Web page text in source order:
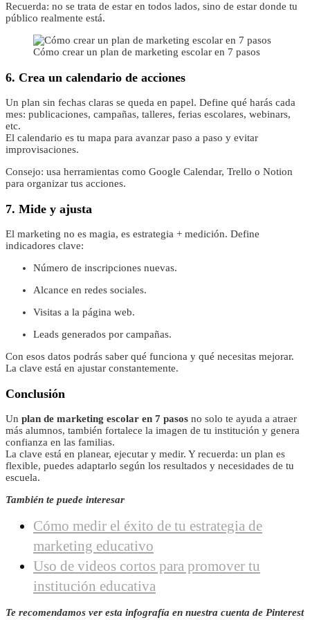
Recuerda: no se trata de estar en todos lados, sino de estar donde tu
público realmente está.
Cómo crear un plan de marketing escolar en 7 pasos
6. Crea un calendario de acciones
Un plan sin fechas claras se queda en papel. Define qué harás cada
mes: publicaciones, campañas, talleres, ferias escolares, webinars,
etc.
El calendario es tu mapa para avanzar paso a paso y evitar
improvisaciones.
Consejo: usa herramientas como Google Calendar, Trello o Notion
para organizar tus acciones.
7. Mide y ajusta
El marketing no es magia, es estrategia + medición. Define
indicadores clave:
Número de inscripciones nuevas.
Alcance en redes sociales.
Visitas a la página web.
Leads generados por campañas.
Con esos datos podrás saber qué funciona y qué necesitas mejorar.
La clave está en ajustar constantemente.
Conclusión
Un plan de marketing escolar en 7 pasos no solo te ayuda a atraer
más alumnos, también fortalece la imagen de tu institución y genera
confianza en las familias.
La clave está en planear, ejecutar y medir. Y recuerda: un plan es
flexible, puedes adaptarlo según los resultados y necesidades de tu
escuela.
También te puede interesar
Cómo medir el éxito de tu estrategia de
marketing educativo
Uso de videos cortos para promover tu
institución educativa
Te recomendamos ver esta infografía en nuestra cuenta de Pinterest